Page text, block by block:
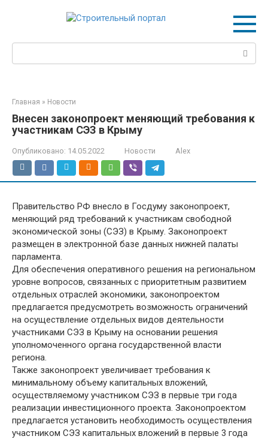
Поиск:
Главная » Новости
Внесен законопроект меняющий требования к
участникам СЭЗ в Крыму
Опубликовано: 14.05.2022 Новости Alex
Правительство РФ внесло в Госдуму законопроект,
меняющий ряд требований к участникам свободной
экономической зоны (СЭЗ) в Крыму. Законопроект
размещен в электронной базе данных нижней палаты
парламента.
Для обеспечения оперативного решения на региональном
уровне вопросов, связанных с приоритетным развитием
отдельных отраслей экономики, законопроектом
предлагается предусмотреть возможность ограничений
на осуществление отдельных видов деятельности
участниками СЭЗ в Крыму на основании решения
уполномоченного органа государственной власти
региона.
Также законопроект увеличивает требования к
минимальному объему капитальных вложений,
осуществляемому участником СЭЗ в первые три года
реализации инвестиционного проекта. Законопроектом
предлагается установить необходимость осуществления
участником СЭЗ капитальных вложений в первые 3 года